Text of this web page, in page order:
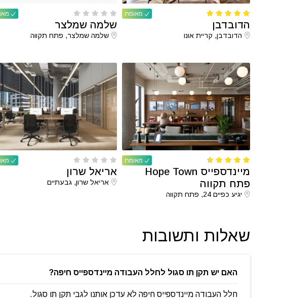
מאומת
הדובדבן
הדובדבן, קריית אונו
שלמה שמלצר
שלמה שמלצר, פתח תקווה
מאומת
מיינדספייס Hope Town
פתח תקווה
יגיע כפיים 24, פתח תקווה
אריאל שרון
אריאל שרון, גבעתיים
שאלות ותשובות
האם יש תקן תו סגול לחלל העבודה מיינדספייס חיפה?
חלל העבודה מיינדספייס חיפה לא עדכן אותנו לגבי תקן תו סגול.